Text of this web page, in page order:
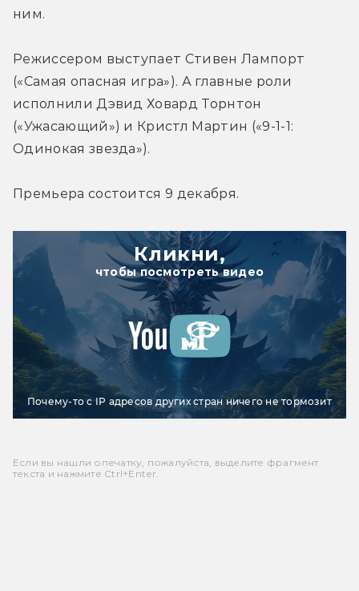
ним.
Режиссером выступает Стивен Лампорт
(«Самая опасная игра»). А главные роли
исполнили Дэвид Ховард Торнтон
(«Ужасающий») и Кристл Мартин («9-1-1:
Одинокая звезда»).
Премьера состоится 9 декабря.
Кликни,
чтобы посмотреть видео
Почему-то с IP адресов других стран ничего не тормозит
Если вы нашли опечатку, пожалуйста, выделите фрагмент
текста и нажмите Ctrl+Enter.